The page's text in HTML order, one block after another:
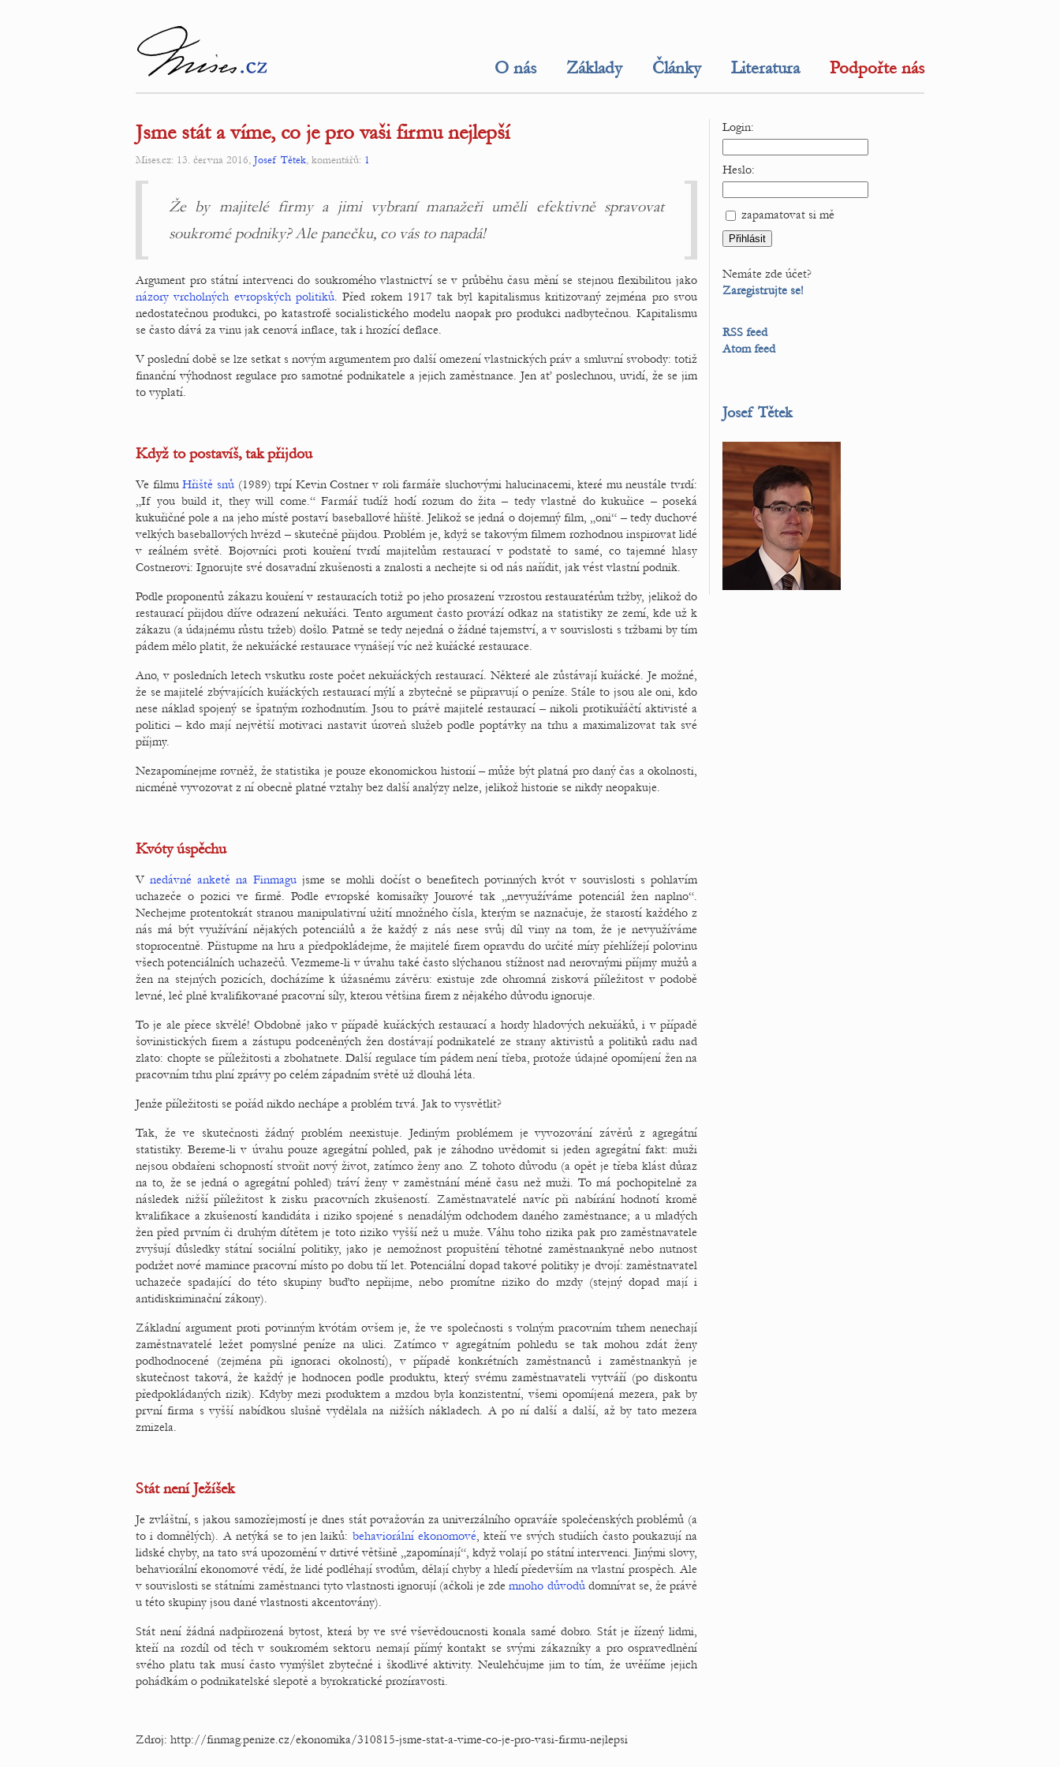
O nás Základy Články Literatura Podpořte nás
Jsme stát a víme, co je pro vaši firmu nejlepší
Mises.cz: 13. června 2016, Josef Tětek, komentářů: 1
Že by majitelé firmy a jimi vybraní manažeři uměli efektivně spravovat
soukromé podniky? Ale panečku, co vás to napadá!
Argument pro státní intervenci do soukromého vlastnictví se v průběhu času mění se stejnou flexibilitou jako
názory vrcholných evropských politiků. Před rokem 1917 tak byl kapitalismus kritizovaný zejména pro svou
nedostatečnou produkci, po katastrofě socialistického modelu naopak pro produkci nadbytečnou. Kapitalismu
se často dává za vinu jak cenová inflace, tak i hrozící deflace.
V poslední době se lze setkat s novým argumentem pro další omezení vlastnických práv a smluvní svobody: totiž
finanční výhodnost regulace pro samotné podnikatele a jejich zaměstnance. Jen ať poslechnou, uvidí, že se jim
to vyplatí.
Když to postavíš, tak přijdou
Ve filmuHřiště snů(1989) trpí Kevin Costner v roli farmáře sluchovými halucinacemi, které mu neustále tvrdí:
„If you build it, they will come.“ Farmář tudíž hodí rozum do žita – tedy vlastně do kukuřice – poseká
kukuřičné pole a na jeho místě postaví baseballové hřiště. Jelikož se jedná o dojemný film, „oni“ – tedy duchové
velkých baseballových hvězd – skutečně přijdou. Problém je, když se takovým filmem rozhodnou inspirovat lidé
v reálném světě. Bojovníci proti kouření tvrdí majitelům restaurací v podstatě to samé, co tajemné hlasy
Costnerovi: Ignorujte své dosavadní zkušenosti a znalosti a nechejte si od nás nařídit, jak vést vlastní podnik.
Podle proponentů zákazu kouření v restauracích totiž po jeho prosazení vzrostou restauratérům tržby, jelikož do
restaurací přijdou dříve odrazení nekuřáci. Tento argument často provází odkaz na statistiky ze zemí, kde už k
zákazu (a údajnému růstu tržeb) došlo. Patrně se tedy nejedná o žádné tajemství, a v souvislosti s tržbami by tím
pádem mělo platit, že nekuřácké restaurace vynášejí víc než kuřácké restaurace.
Ano, v posledních letech vskutku roste počet nekuřáckých restaurací. Některé ale zůstávají kuřácké. Je možné,
že se majitelé zbývajících kuřáckých restaurací mýlí a zbytečně se připravují o peníze. Stále to jsou ale oni, kdo
nese náklad spojený se špatným rozhodnutím. Jsou to právě majitelé restaurací – nikoli protikuřáčtí aktivisté a
politici – kdo mají největší motivaci nastavit úroveň služeb podle poptávky na trhu a maximalizovat tak své
příjmy.
Nezapomínejme rovněž, že statistika je pouze ekonomickou historií – může být platná pro daný čas a okolnosti,
nicméně vyvozovat z ní obecně platné vztahy bez další analýzy nelze, jelikož historie se nikdy neopakuje.
Kvóty úspěchu
V nedávné anketě na Finmagujsme se mohli dočíst o benefitech povinných kvót v souvislosti s pohlavím
uchazeče o pozici ve firmě. Podle evropské komisařky Jourové tak „nevyužíváme potenciál žen naplno“.
Nechejme protentokrát stranou manipulativní užití množného čísla, kterým se naznačuje, že starostí každého z
nás má být využívání nějakých potenciálů a že každý z nás nese svůj díl viny na tom, že je nevyužíváme
stoprocentně. Přistupme na hru a předpokládejme, že majitelé firem opravdu do určité míry přehlížejí polovinu
všech potenciálních uchazečů. Vezmeme-li v úvahu také často slýchanou stížnost nad nerovnými příjmy mužů a
žen na stejných pozicích, docházíme k úžasnému závěru: existuje zde ohromná zisková příležitost v podobě
levné, leč plně kvalifikované pracovní síly, kterou většina firem z nějakého důvodu ignoruje.
To je ale přece skvělé! Obdobně jako v případě kuřáckých restaurací a hordy hladových nekuřáků, i v případě
šovinistických firem a zástupu podceněných žen dostávají podnikatelé ze strany aktivistů a politiků radu nad
zlato: chopte se příležitosti a zbohatnete. Další regulace tím pádem není třeba, protože údajné opomíjení žen na
pracovním trhu plní zprávy po celém západním světě už dlouhá léta.
Jenže příležitosti se pořád nikdo nechápe a problém trvá. Jak to vysvětlit?
Tak, že ve skutečnosti žádný problém neexistuje. Jediným problémem je vyvozování závěrů z agregátní
statistiky. Bereme-li v úvahu pouze agregátní pohled, pak je záhodno uvědomit si jeden agregátní fakt: muži
nejsou obdařeni schopností stvořit nový život, zatímco ženy ano. Z tohoto důvodu (a opět je třeba klást důraz
na to, že se jedná o agregátní pohled) tráví ženy v zaměstnání méně času než muži. To má pochopitelně za
následek nižší příležitost k zisku pracovních zkušeností. Zaměstnavatelé navíc při nabírání hodnotí kromě
kvalifikace a zkušeností kandidáta i riziko spojené s nenadálým odchodem daného zaměstnance; a u mladých
žen před prvním či druhým dítětem je toto riziko vyšší než u muže. Váhu toho rizika pak pro zaměstnavatele
zvyšují důsledky státní sociální politiky, jako je nemožnost propuštění těhotné zaměstnankyně nebo nutnost
podržet nové mamince pracovní místo po dobu tří let. Potenciální dopad takové politiky je dvojí: zaměstnavatel
uchazeče spadající do této skupiny buďto nepřijme, nebo promítne riziko do mzdy (stejný dopad mají i
antidiskriminační zákony).
Základní argument proti povinným kvótám ovšem je, že ve společnosti s volným pracovním trhem nenechají
zaměstnavatelé ležet pomyslné peníze na ulici. Zatímco v agregátním pohledu se tak mohou zdát ženy
podhodnocené (zejména při ignoraci okolností), v případě konkrétních zaměstnanců i zaměstnankyň je
skutečnost taková, že každý je hodnocen podle produktu, který svému zaměstnavateli vytváří (po diskontu
předpokládaných rizik). Kdyby mezi produktem a mzdou byla konzistentní, všemi opomíjená mezera, pak by
první firma s vyšší nabídkou slušně vydělala na nižších nákladech. A po ní další a další, až by tato mezera
zmizela.
Stát není Ježíšek
Je zvláštní, s jakou samozřejmostí je dnes stát považován za univerzálního opraváře společenských problémů (a
to i domnělých). A netýká se to jen laiků: behaviorální ekonomové, kteří ve svých studiích často poukazují na
lidské chyby, na tato svá upozornění v drtivé většině „zapomínají“, když volají po státní intervenci. Jinými slovy,
behaviorální ekonomové vědí, že lidé podléhají svodům, dělají chyby a hledí především na vlastní prospěch. Ale
v souvislosti se státními zaměstnanci tyto vlastnosti ignorují (ačkoli je zdemnoho důvodůdomnívat se, že právě
u této skupiny jsou dané vlastnosti akcentovány).
Stát není žádná nadpřirozená bytost, která by ve své vševědoucnosti konala samé dobro. Stát je řízený lidmi,
kteří na rozdíl od těch v soukromém sektoru nemají přímý kontakt se svými zákazníky a pro ospravedlnění
svého platu tak musí často vymýšlet zbytečné i škodlivé aktivity. Neulehčujme jim to tím, že uvěříme jejich
pohádkám o podnikatelské slepotě a byrokratické prozíravosti.
Zdroj: http://finmag.penize.cz/ekonomika/310815-jsme-stat-a-vime-co-je-pro-vasi-firmu-nejlepsi
Login:
Heslo:
zapamatovat si mě
Nemáte zde účet?
Zaregistrujte se!
RSS feed
Atom feed
Josef Tětek